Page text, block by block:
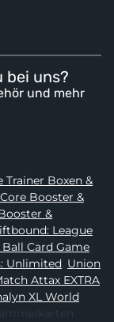
bei uns?
und mehr
Dragon Ball Card Game,
Unlimited, Union
Attax EXTRA
XL World